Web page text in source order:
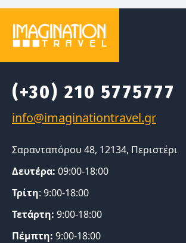
(+30) 210 5775777
Σαρανταπόρου 48, 12134, Περιστέρι
Δευτέρα: 09:00-18:00
Τρίτη: 9:00-18:00
Τετάρτη: 9:00-18:00
Πέμπτη: 9:00-18:00